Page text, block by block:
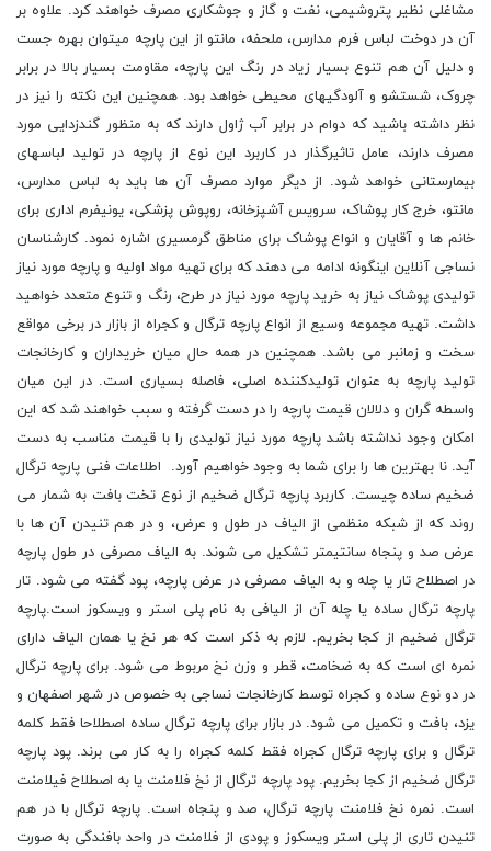
مشاغلی نظیر پتروشیمی، نفت و گاز و جوشکاری مصرف خواهند کرد. علاوه بر
آن در دوخت لباس فرم مدارس، ملحفه، مانتو از این پارچه میتوان بهره جست
و دلیل آن هم تنوع بسیار زیاد در رنگ این پارچه، مقاومت بسیار بالا در برابر
چروک، شستشو و آلودگیهای محیطی خواهد بود. همچنین این نکته را نیز در
نظر داشته باشید که دوام در برابر آب ژاول دارند که به منظور گندزدایی مورد
مصرف دارند، عامل تاثیرگذار در کاربرد این نوع از پارچه در تولید لباسهای
بیمارستانی خواهد شود. از دیگر موارد مصرف آن ها باید به لباس مدارس،
مانتو، خرج کار پوشاک، سرویس آشپزخانه، روپوش پزشکی، یونیفرم اداری برای
خانم ها و آقایان و انواع پوشاک برای مناطق گرمسیری اشاره نمود. کارشناسان
نساجی آنلاین اینگونه ادامه می دهند که برای تهیه مواد اولیه و پارچه مورد نیاز
تولیدی پوشاک نیاز به خرید پارچه مورد نیاز در طرح، رنگ و تنوع متعدد خواهید
داشت. تهیه مجموعه وسیع از انواع پارچه ترگال و کجراه از بازار در برخی مواقع
سخت و زمانبر می باشد. همچنین در همه حال میان خریداران و کارخانجات
تولید پارچه به عنوان تولیدکننده اصلی، فاصله بسیاری است. در این میان
واسطه گران و دلالان قیمت پارچه را در دست گرفته و سبب خواهند شد که این
امکان وجود نداشته باشد پارچه مورد نیاز تولیدی را با قیمت مناسب به دست
آید. نا بهترین ها را برای شما به وجود خواهیم آورد. اطلاعات فنی پارچه ترگال
ضخیم ساده چیست. کاربرد پارچه ترگال ضخیم از نوع تخت بافت به شمار می
روند که از شبکه منظمی از الیاف در طول و عرض، و در هم تنیدن آن ها با
عرض صد و پنجاه سانتیمتر تشکیل می شوند. به الیاف مصرفی در طول پارچه
در اصطلاح تار یا چله و به الیاف مصرفی در عرض پارچه، پود گفته می شود. تار
پارچه ترگال ساده یا چله آن از الیافی به نام پلی استر و ویسکوز است.پارچه
ترگال ضخیم از کجا بخریم. لازم به ذکر است که هر نخ یا همان الیاف دارای
نمره ای است که به ضخامت، قطر و وزن نخ مربوط می شود. برای پارچه ترگال
در دو نوع ساده و کجراه توسط کارخانجات نساجی به خصوص در شهر اصفهان و
یزد، بافت و تکمیل می شود. در بازار برای پارچه ترگال ساده اصطلاحا فقط کلمه
ترگال و برای پارچه ترگال کجراه فقط کلمه کجراه را به کار می برند. پود پارچه
ترگال ضخیم از کجا بخریم. پود پارچه ترگال از نخ فلامنت یا به اصطلاح فیلامنت
است. نمره نخ فلامنت پارچه ترگال، صد و پنجاه است. پارچه ترگال با در هم
تنیدن تاری از پلی استر ویسکوز و پودی از فلامنت در واحد بافندگی به صورت